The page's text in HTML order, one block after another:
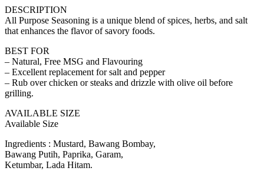
DESCRIPTION
All Purpose Seasoning is a unique blend of spices, herbs, and salt
that enhances the flavor of savory foods.
BEST FOR
– Natural, Free MSG and Flavouring
– Excellent replacement for salt and pepper
– Rub over chicken or steaks and drizzle with olive oil before
grilling.
AVAILABLE SIZE
Available Size
Ingredients : Mustard, Bawang Bombay,
Bawang Putih, Paprika, Garam,
Ketumbar, Lada Hitam.